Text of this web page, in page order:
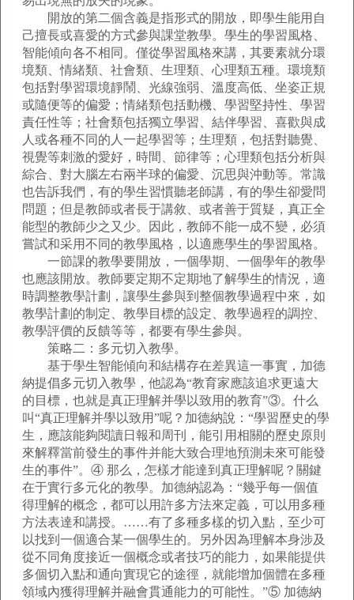
開放的第二個含義是指形式的開放，即學生能用自
己擅長或喜愛的方式參與課堂教學。學生的學習風格、
智能傾向各不相同。僅從學習風格來講，其要素就分環
境類、情緒類、社會類、生理類、心理類五種。環境類
包括對學習環境靜鬧、光線強弱、溫度高低、坐姿正規
或隨便等的偏愛；情緒類包括動機、學習堅持性、學習
責任性等；社會類包括獨立學習、結伴學習、喜歡與成
人或各種不同的人一起學習等；生理類，包括對聽覺、
視覺等刺激的愛好，時間、節律等；心理類包括分析與
綜合、對大腦左右兩半球的偏愛、沉思與沖動等。常識
也告訴我們，有的學生習慣聽老師講，有的學生卻愛問
問題；但是教師或者長于講敘、或者善于質疑，真正全
能型的教師少之又少。因此，教師不能一成不變，必須
嘗試和采用不同的教學風格，以適應學生的學習風格。
一節課的教學要開放，一個學期、一個學年的教學
也應該開放。教師要定期不定期地了解學生的情況，適
時調整教學計劃，讓學生參與到整個教學過程中來，如
教學計劃的制定、教學目標的設定、教學過程的調控、
教學評價的反饋等等，都要有學生參與。
策略二：多元切入教學。
基于學生智能傾向和結構存在差異這一事實，加德
納提倡多元切入教學，他認為“教育家應該追求更遠大
的目標，也就是真正理解并學以致用的教育”③。什么
叫“真正理解并學以致用”呢？加德納說：“學習歷史的學
生，應該能夠閱讀日報和周刊，能引用相關的歷史原則
來解釋當前發生的事件并能大致合理地預測未來可能發
生的事件”。④ 那么，怎樣才能達到真正理解呢？關鍵
在于實行多元化的教學。加德納認為：“幾乎每一個值
得理解的概念，都可以用許多方法來定義，可以用多種
方法表達和講授。……有了多種多樣的切入點，至少可
以找到一個適合某一個學生的。另外因為理解本身涉及
從不同角度接近一個概念或者技巧的能力，如果能提供
多個切入點和通向實現它的途徑，就能增加個體在多種
領域內獲得理解并融會貫通能力的可能性。”⑤ 加德納